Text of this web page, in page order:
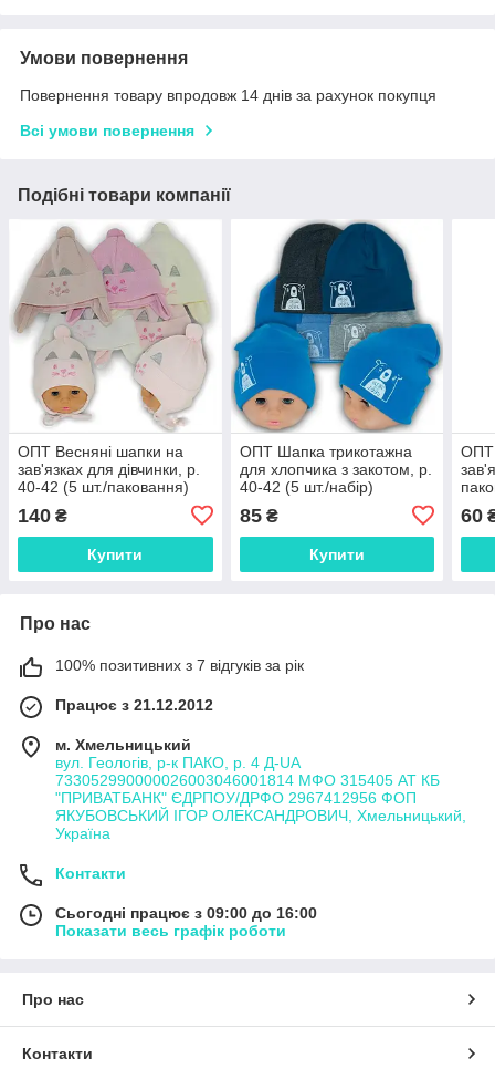
Умови повернення
Повернення товару впродовж 14 днів за рахунок покупця
Всі умови повернення
Подібні товари компанії
ОПТ Весняні шапки на
зав'язках для дівчинки, р.
40-42 (5 шт./паковання)
140 ₴
Купити
ОПТ Шапка трикотажна
для хлопчика з закотом, р.
40-42 (5 шт./набір)
85₴
Купити
ОПТ
60
Про нас
100% позитивних з 7 відгуків за рік
Працює з 21.12.2012
м. Хмельницький
вул. Геологів, р-к ПАКО, р. 4 Д-UA
733052990000026003046001814 МФО 315405 АТ КБ
"ПРИВАТБАНК" ЄДРПОУ/ДРФО 2967412956 ФОП
ЯКУБОВСЬКИЙ ІГОР ОЛЕКСАНДРОВИЧ, Хмельницький,
Україна
Контакти
Сьогодні працює з 09:00 до 16:00
Показати весь графік роботи
Про нас
Контакти